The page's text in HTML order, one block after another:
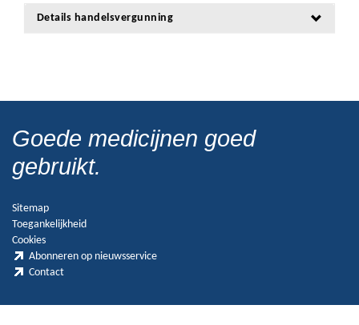
Details handelsvergunning
Goede medicijnen goed
gebruikt.
Sitemap
Toegankelijkheid
Cookies
Abonneren op nieuwsservice
Contact